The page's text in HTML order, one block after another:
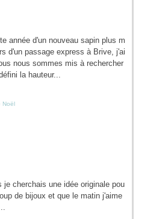
année d'un nouveau sapin plus m
d'un passage express à Brive, j'ai
nous sommes mis à rechercher
la hauteur...
Noël
cherchais une idée originale pou
de bijoux et que le matin j'aime